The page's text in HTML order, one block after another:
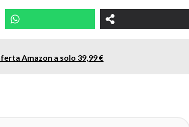
Amazon a solo 39,99 €